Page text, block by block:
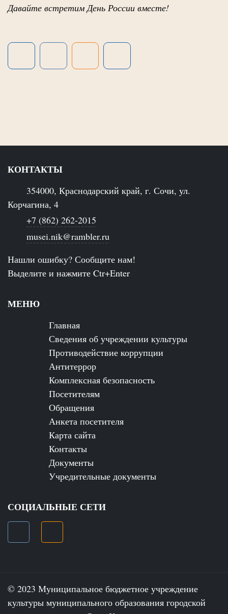
Давайте встретим День России вместе!
КОНТАКТЫ
354000, Краснодарский край, г. Сочи, ул.
Корчагина, 4
+7 (862) 262-2015
musei.nik@rambler.ru
Нашли ошибку? Сообщите нам!
Выделите и нажмите Ctr+Enter
МЕНЮ
Главная
Сведения об учреждении культуры
Противодействие коррупции
Антитеррор
Комплексная безопасность
Посетителям
Обращения
Анкета посетителя
Карта сайта
Контакты
Документы
Учредительные документы
СОЦИАЛЬНЫЕ СЕТИ
© 2023 Муниципальное бюджетное учреждение
культуры муниципального образования городской